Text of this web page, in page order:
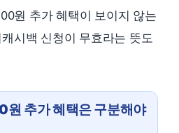
원 추가 혜택이 보이지 않는
시백 신청이 무효라는 뜻도
추가 혜택은 구분해야